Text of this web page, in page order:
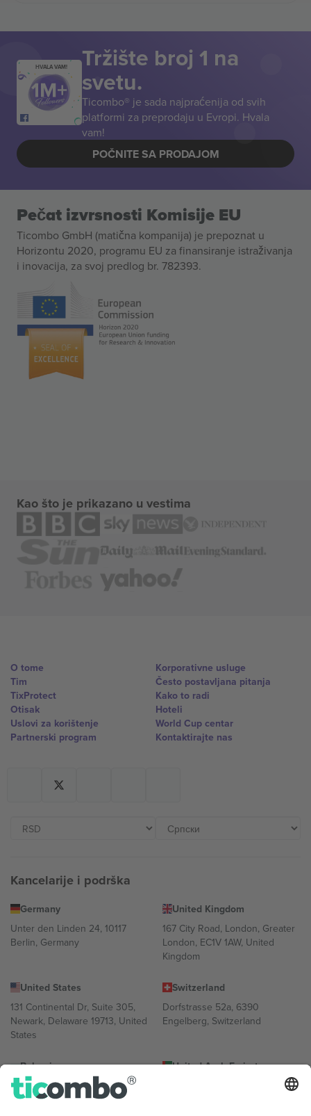
HVALA VAM! Tržište broj 1 na
svetu.
Ticombo® je sada najpraćenija od svih
platformi za preprodaju u Evropi. Hvala
vam!
POČNITE SA PRODAJOM
Pečat izvrsnosti Komisije EU
Ticombo GmbH (matična kompanija) je prepoznat u
Horizontu 2020, programu EU za finansiranje istraživanja
i inovacija, za svoj predlog br. 782393.
Kao što je prikazano u vestima
O tome
Tim
TixProtect
Otisak
Uslovi za korištenje
Partnerski program
Korporativne usluge
Često postavljana pitanja
Kako to radi
Hoteli
World Cup centar
Kontaktirajte nas
Kancelarije i podrška
Germany
Unter den Linden 24, 10117
Berlin, Germany
United Kingdom
167 City Road, London, Greater
London, EC1V 1AW, United
Kingdom
United States
131 Continental Dr, Suite 305,
Newark, Delaware 19713, United
States
Switzerland
Dorfstrasse 52a, 6390
Engelberg, Switzerland
Bulgaria
Regus Sofia City West, bul
Totleben 53-55, 1606 Sofia,
United Arab Emirates
UAE Dubai Silicon Oasis, DDP